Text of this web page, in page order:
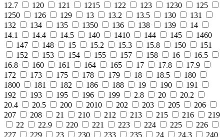
12.7
120 121 1215 122 123 1230
125
1250
126 129 13 13.2 13.5 130
131
132
134 135 1350 136 138 139
14
14.1
14.4 14.5 140 1410 144 145
1460
147
148 15 15.2 15.3 15.8 150
151
152
153 154 155 157 158 16
16.5
16.8
160 161 164 165 17 17.8
17.9
172
173 175 178 179 18 18.5
180
1800
181 182 186 188 19 190
191
192
193 195 196 199 2.8 20
20.2
20.4
20.5 200 2010 202 203 205
206
207
208 21 210 212 213 215 216
219
22
22.9 220 221 223 224 225
226
227
229 23 230 233 235 24 24.3
240